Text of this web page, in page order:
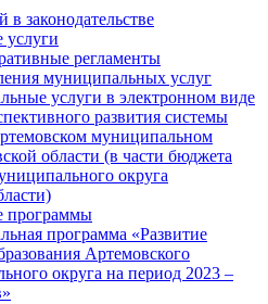
законодательстве
регламенты
муниципальных услуг
услуги в электронном виде
развития системы
муниципальном
области (в части бюджета
округа
программы
программа «Развитие
Артемовского
округа на период 2023 –